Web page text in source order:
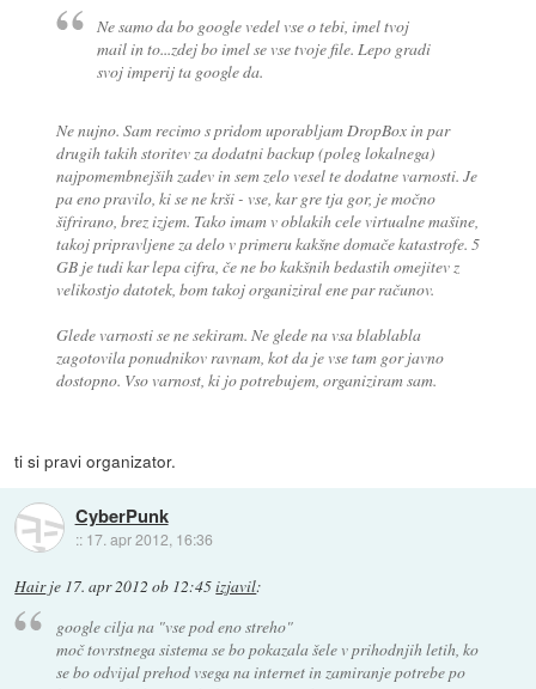
Ne samo da bo google vedel vse o tebi, imel tvoj
mail in to...zdej bo imel se vse tvoje file. Lepo gradi
svoj imperij ta google da.
Ne nujno. Sam recimo s pridom uporabljam DropBox in par
drugih takih storitev za dodatni backup (poleg lokalnega)
najpomembnejših zadev in sem zelo vesel te dodatne varnosti. Je
pa eno pravilo, ki se ne krši - vse, kar gre tja gor, je močno
šifrirano, brez izjem. Tako imam v oblakih cele virtualne mašine,
takoj pripravljene za delo v primeru kakšne domače katastrofe. 5
GB je tudi kar lepa cifra, če ne bo kakšnih bedastih omejitev z
velikostjo datotek, bom takoj organiziral ene par računov.
Glede varnosti se ne sekiram. Ne glede na vsa blablabla
zagotovila ponudnikov ravnam, kot da je vse tam gor javno
dostopno. Vso varnost, ki jo potrebujem, organiziram sam.
ti si pravi organizator.
CyberPunk
:: 17. apr 2012, 16:36
Hairje 17. apr 2012 ob 12:45izjavil:
google cilja na "vse pod eno streho"
moč tovrstnega sistema se bo pokazala šele v prihodnjih letih, ko
se bo odvijal prehod vsega na internet in zamiranje potrebe po